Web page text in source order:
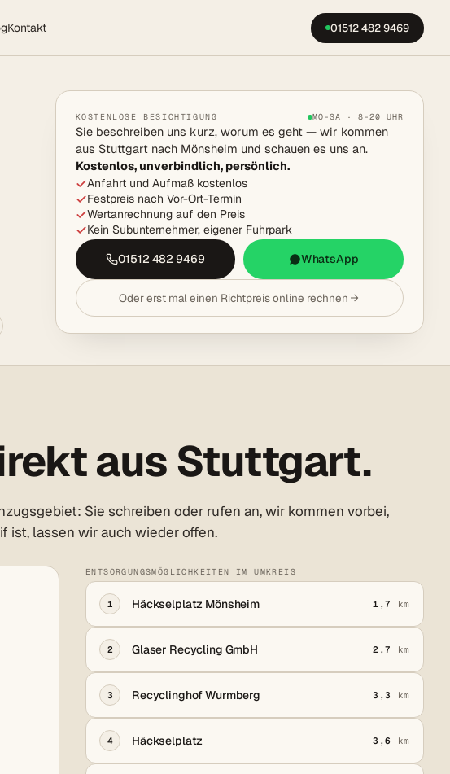
Kontakt 01512 482 9469
KOSTENLOSE BESICHTIGUNG MO–SA · 8–20 UHR
Sie beschreiben uns kurz, worum es geht — wir kommen
aus Stuttgart nach Mönsheim und schauen es uns an.
Kostenlos, unverbindlich, persönlich.
Anfahrt und Aufmaß kostenlos
Festpreis nach Vor-Ort-Termin
Wertanrechnung auf den Preis
Kein Subunternehmer, eigener Fuhrpark
01512 482 9469
WhatsApp
Oder erst mal einen Richtpreis online rechnen
aus Stuttgart.
Sie schreiben oder rufen an, wir kommen vorbei,
ist, lassen wir auch wieder offen.
ENTSORGUNGSMÖGLICHKEITEN IM UMKREIS
1 Häckselplatz Mönsheim 1,7 km
2 Glaser Recycling GmbH 2,7 km
3 Recyclinghof Wurmberg 3,3 km
4 Häckselplatz 3,6 km